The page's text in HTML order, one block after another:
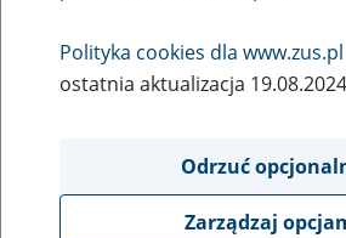
Rodzaj wydarzenia
Szkolenia
obsługa klientów
Polityka cookies dla www.zus.pl
ostatnia aktualizacja
Odrzuć
Zarządzaj